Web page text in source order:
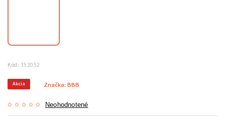
Kód: 352052
Akcia
Neohodnotené
Značka: BBB